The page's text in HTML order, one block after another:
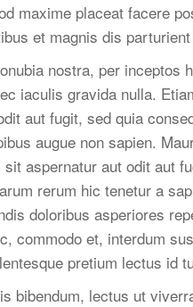
maxime placeat facere
et magnis dis
nostra, per inceptos
iaculis gravida nulla.
aut fugit, sed quia
augue non sapien.
aspernatur aut odit aut
rerum hic tenetur a
doloribus asperiores
commodo et, interdum
pretium lectus id
bibendum, lectus ut